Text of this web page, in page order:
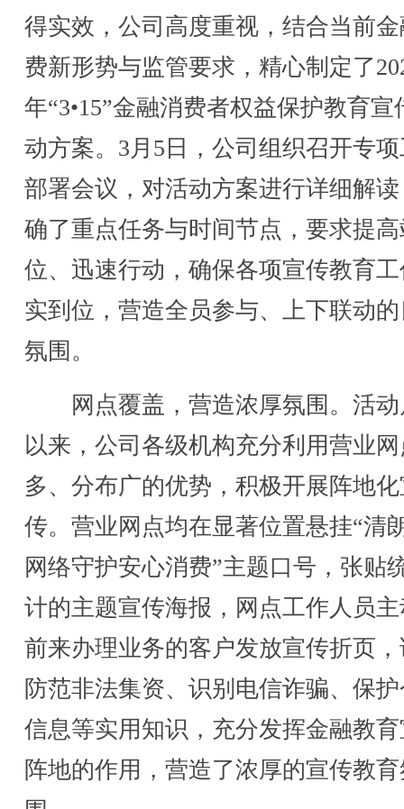
得实效，公司高度重视，结合当前
费新形势与监管要求，精心制定了
年“3•15”金融消费者权益保护教育宣
动方案。3月5日，公司组织召开专
部署会议，对活动方案进行详细解
确了重点任务与时间节点，要求提
位、迅速行动，确保各项宣传教育
实到位，营造全员参与、上下联动
氛围。
网点覆盖，营造浓厚氛围。活动
以来，公司各级机构充分利用营业
多、分布广的优势，积极开展阵地
传。营业网点均在显著位置悬挂“清
网络守护安心消费”主题口号，张贴
计的主题宣传海报，网点工作人员
前来办理业务的客户发放宣传折页
防范非法集资、识别电信诈骗、保
信息等实用知识，充分发挥金融教
阵地的作用，营造了浓厚的宣传教